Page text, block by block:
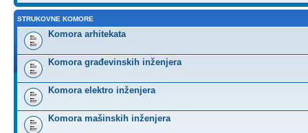
STRUKOVNE KOMORE
Komora arhitekata
Komora građevinskih inženjera
Komora elektro inženjera
Komora mašinskih inženjera